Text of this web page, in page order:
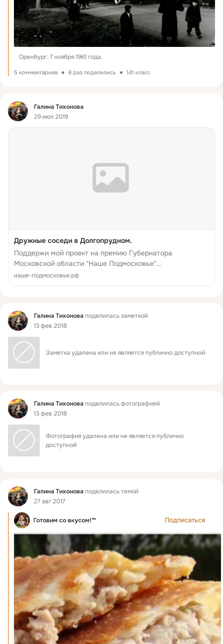
Оренбург. 7 ноября 1961 года.
5 комментариев 8 раз поделились 141 класс
Фид
Галина Тихонова
29 июл 2019
Дружные соседи в Долгопрудном.
Поддержи мой проект на премию Губернатора
Московской области "Наше Подмосковье"
#ПоддержиПроект #НашеПодмосковье
наше-подмосковье.рф
Фид Галина Тихонова поделилась заметкой
13 фев 2018
Заметка удалена или не является публично доступной
Фид Галина Тихонова поделилась фотографией
13 фев 2018
Фотография удалена или не является публично
доступной
Фид Галина Тихонова поделилась темой
27 авг 2017
Готовим со вкусом!™ Подписаться